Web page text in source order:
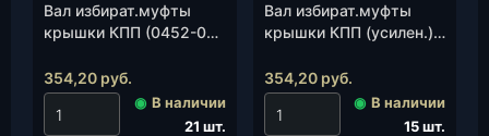
Вал избират.муфты
крышки КПП (0452-00-
354,20 руб.
◉ В наличии
21 шт.
Вал избират.муфты
крышки КПП (усилен.)
354,20 руб.
◉ В наличии
15 шт.